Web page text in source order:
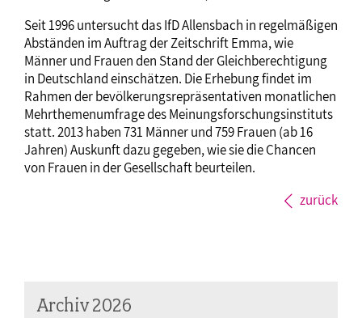
Seit 1996 untersucht das IfD Allensbach in regelmäßigen
Abständen im Auftrag der Zeitschrift Emma, wie
Männer und Frauen den Stand der Gleichberechtigung
in Deutschland einschätzen. Die Erhebung findet im
Rahmen der bevölkerungsrepräsentativen monatlichen
Mehrthemenumfrage des Meinungsforschungsinstituts
statt. 2013 haben 731 Männer und 759 Frauen (ab 16
Jahren) Auskunft dazu gegeben, wie sie die Chancen
von Frauen in der Gesellschaft beurteilen.
zurück
Archiv 2026